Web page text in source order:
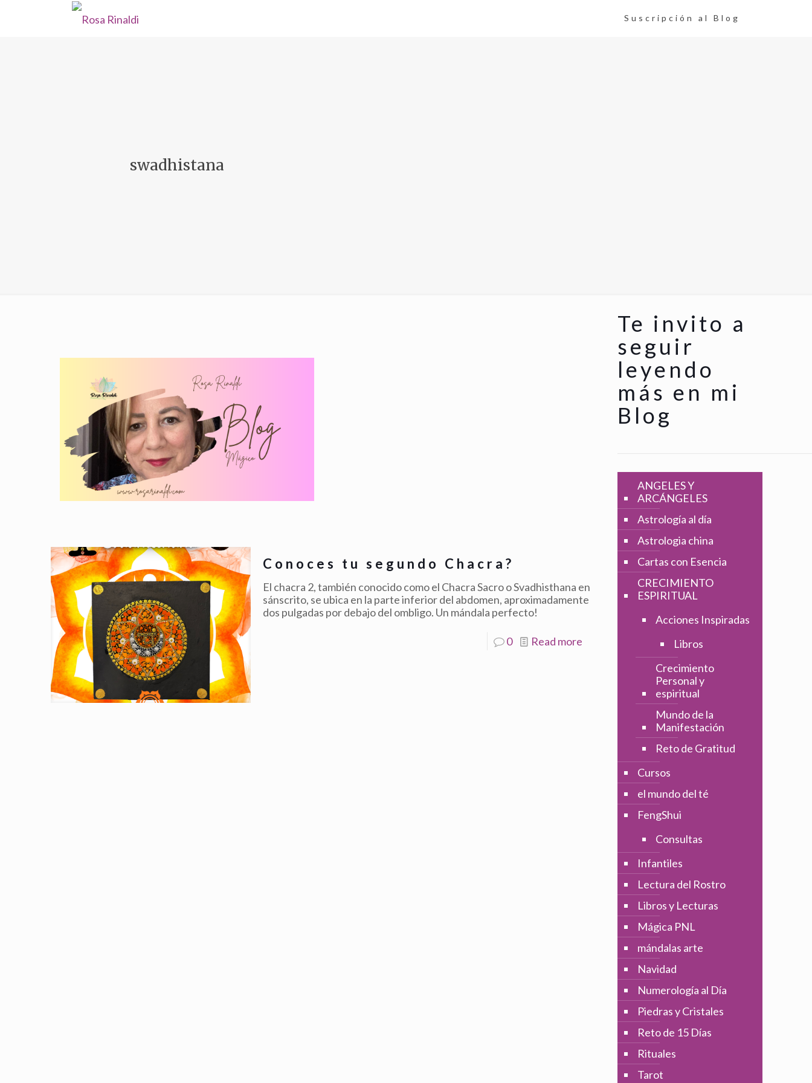
Suscripción al Blog
swadhistana
Conoces tu segundo Chacra?
El chacra 2, también conocido como el Chacra Sacro o Svadhisthana en
sánscrito, se ubica en la parte inferior del abdomen, aproximadamente
dos pulgadas por debajo del ombligo. Un mándala perfecto!
0 Read more
Te invito a
seguir
leyendo
más en mi
Blog
ANGELES Y
ARCÁNGELES
Astrología al día
Astrologia china
Cartas con Esencia
CRECIMIENTO
ESPIRITUAL
Acciones Inspiradas
Libros
Crecimiento
Personal y
espiritual
Mundo de la
Manifestación
Reto de Gratitud
Cursos
el mundo del té
FengShui
Consultas
Infantiles
Lectura del Rostro
Libros y Lecturas
Mágica PNL
mándalas arte
Navidad
Numerología al Día
Piedras y Cristales
Reto de 15 Días
Rituales
Tarot